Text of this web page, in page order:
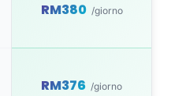
RM380 /giorno
RM376 /giorno